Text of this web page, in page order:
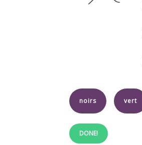
noirs vert
DONE!